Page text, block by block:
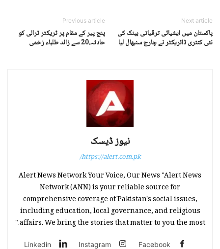
Previous article
پنج پیر کے مقام پر ٹریکٹر ٹرالی کو
حادثہ،20 سے زائد طلباء زخمی
Next article
پاکستان میں ایشیائی ترقیاتی بینک کی
نئی کنٹری ڈائریکٹر نے چارج سنبھال لیا
نیوز ڈیسک
https://alert.com.pk/
Alert News Network Your Voice, Our News "Alert News
Network (ANN) is your reliable source for
comprehensive coverage of Pakistan's social issues,
including education, local governance, and religious
affairs. We bring the stories that matter to you the most."
Facebook
Instagram
Linkedin